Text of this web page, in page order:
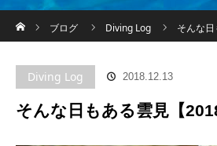
ブログ
Diving Log そんな
Diving Log 2018.12.13
そんな日もある雲見【